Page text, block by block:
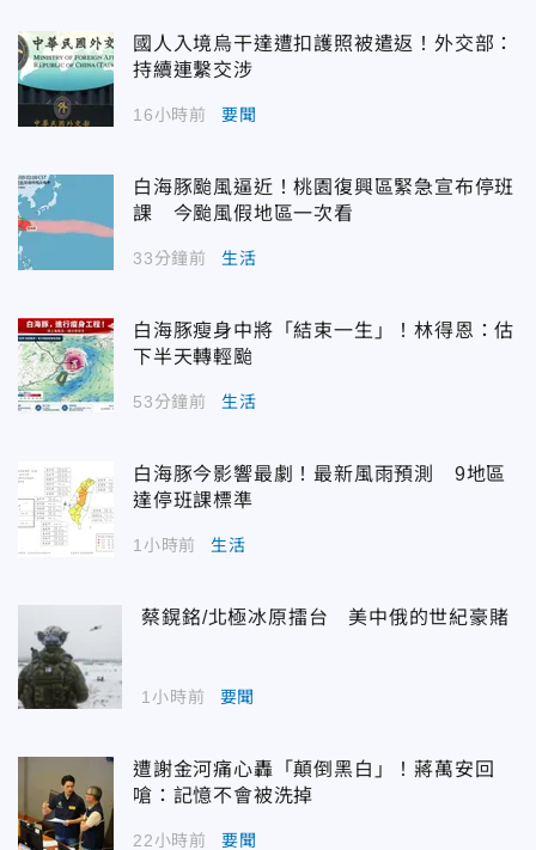
國人入境烏干達遭扣護照被遣返！外交部：
持續連繫交涉
16小時前 要聞
白海豚颱風逼近！桃園復興區緊急宣布停班
課 今颱風假地區一次看
33分鐘前 生活
白海豚瘦身中將「結束一生」！林得恩：估
下半天轉輕颱
53分鐘前 生活
白海豚今影響最劇！最新風雨預測 9地區
達停班課標準
1小時前 生活
蔡鎤銘/北極冰原擂台 美中俄的世紀豪賭
1小時前 要聞
遭謝金河痛心轟「顛倒黑白」！蔣萬安回
嗆：記憶不會被洗掉
22小時前 要聞